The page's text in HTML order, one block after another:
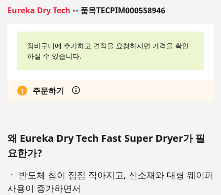
Eureka Dry Tech -- 품목TECPIM000558946
장바구니에 추가하고 견적을 요청하시면 가격을 확인
하실 수 있습니다.
주문하기
왜 Eureka Dry Tech Fast Super Dryer가 필
요한가?
ㆍ 반도체 칩이 점점 작아지고, 신소재와 대형 웨이퍼
사용이 증가하면서